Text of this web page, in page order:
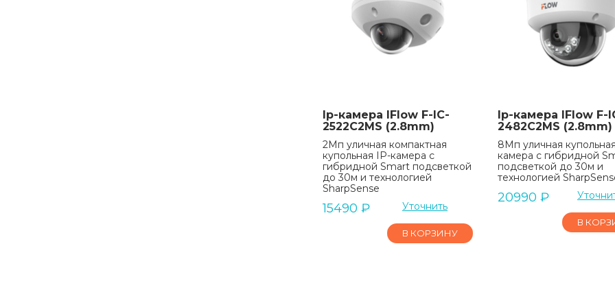
Ip-камера IFlow F-IC-
2522C2MS (2.8mm)
2Мп уличная компактная
купольная IP-камера с
гибридной Smart подсветкой
до 30м и технологией
SharpSense
15490 ₽ Уточнить
В КОРЗИНУ
Ip-камера IFlow F-
2482C2MS (2.8mm)
8Мп уличная
камера с гибридной
подсветкой до 30м и
технологией
20990 ₽
В